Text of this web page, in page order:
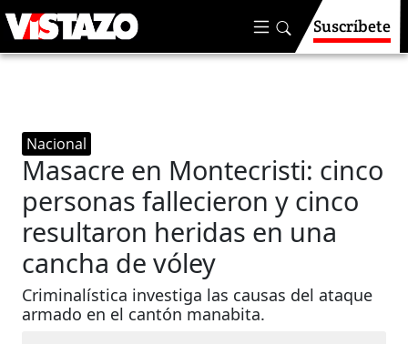
Suscríbete
Nacional
Masacre en Montecristi: cinco
personas fallecieron y cinco
resultaron heridas en una
cancha de vóley
Criminalística investiga las causas del ataque
armado en el cantón manabita.